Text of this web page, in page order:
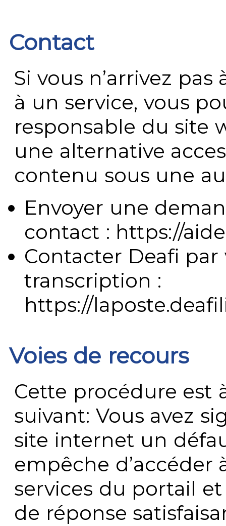
Contact
Si vous n’arrivez
à un service, vous
responsable du site
une alternative
contenu sous une
Envoyer une
contact : https://
Contacter Deafi
transcription :
https://
Voies de recours
Cette procédure est
suivant: Vous avez
site internet un
empêche
services du portail
de réponse